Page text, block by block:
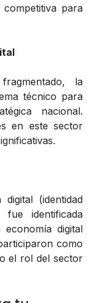
para
la
técnico para
nacional.
en este sector
(identidad
fue identificada
digital
como
el rol del sector